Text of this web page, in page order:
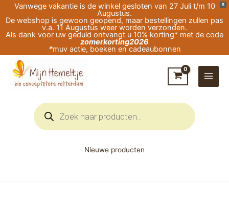
X
Vanwege vakantie is de winkel gesloten van 27 Juli t/m 10
Augustus.
De webshop is gewoon geopend, maar bestellingen zullen pas
v.a. 11 Augustus weer worden verzonden.
Als dank voor uw geduld ontvangt u 10% korting* met de code
zomerkorting2026
*muv actie, boeken en cadeaubonnen
naar
de
Producten
zoeken
Nieuwe producten